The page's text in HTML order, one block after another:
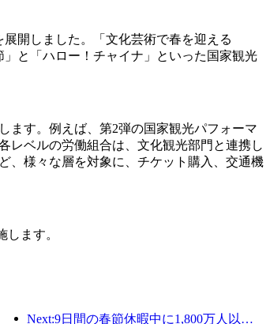
開しました。「文化芸術で春を迎える
と「ハロー！チャイナ」といった国家観光
ます。例えば、第2弾の国家観光パフォーマ
レベルの労働組合は、文化観光部門と連携し
、様々な層を対象に、チケット購入、交通機
ます。
Next:9日間の春節休暇中に1,800万人以上が国内外を旅行すると予想されている。